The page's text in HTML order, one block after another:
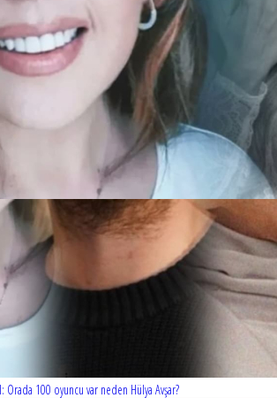
Orada 100 oyuncu var neden Hülya Avşar?